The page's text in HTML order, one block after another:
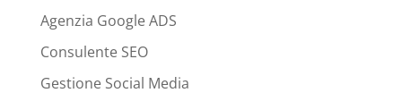
Agenzia Google ADS
Consulente SEO
Gestione Social Media